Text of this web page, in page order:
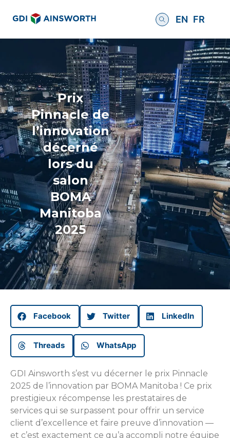
EN FR
Prix
Pinnacle de
l’innovation
décerné
lors du
salon
BOMA
Manitoba
2025
Facebook Twitter LinkedIn
Threads WhatsApp
GDI Ainsworth s’est vu décerner le prix Pinnacle
2025 de l’innovation par BOMA Manitoba ! Ce prix
prestigieux récompense les prestataires de
services qui se surpassent pour offrir un service
client d’excellence et faire preuve d’innovation —
et c’est exactement ce qu’a accompli notre équipe